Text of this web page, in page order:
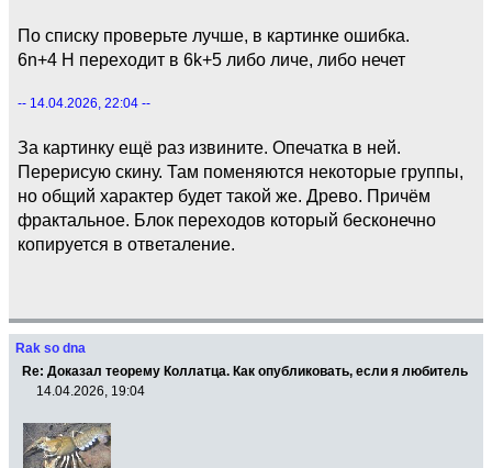
По списку проверьте лучше, в картинке ошибка.
6n+4 Н переходит в 6k+5 либо личе, либо нечет
-- 14.04.2026, 22:04 --
За картинку ещё раз извините. Опечатка в ней.
Перерисую скину. Там поменяются некоторые группы,
но общий характер будет такой же. Древо. Причём
фрактальное. Блок переходов который бесконечно
копируется в ответаление.
Rak so dna
Re: Доказал теорему Коллатца. Как опубликовать, если я любитель
14.04.2026, 19:04